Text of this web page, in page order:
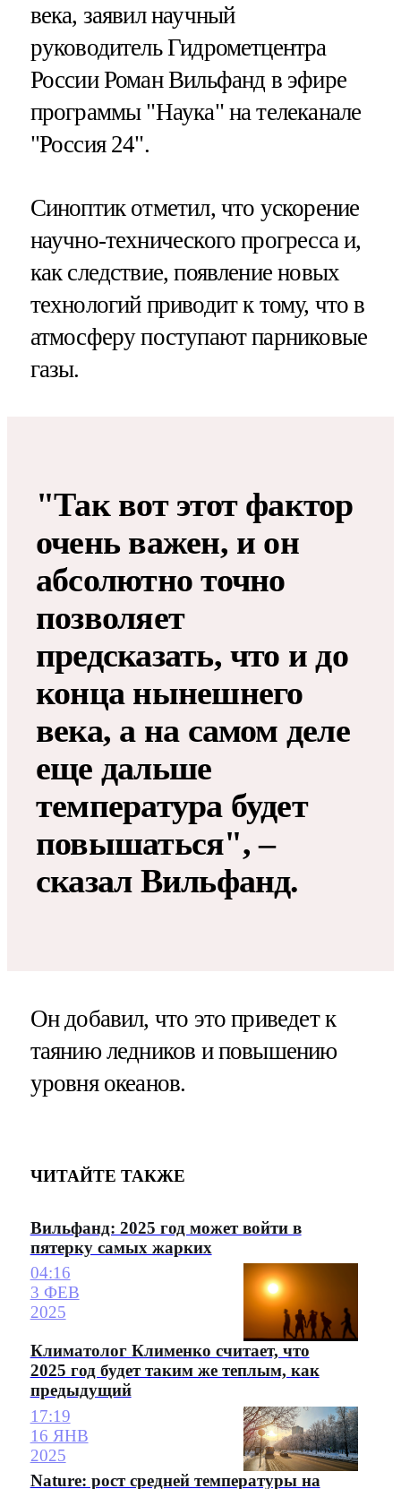
века, заявил научный
руководитель Гидрометцентра
России Роман Вильфанд в эфире
программы "Наука" на телеканале
"Россия 24".
Синоптик отметил, что ускорение
научно-технического прогресса и,
как следствие, появление новых
технологий приводит к тому, что в
атмосферу поступают парниковые
газы.
"Так вот этот фактор
очень важен, и он
абсолютно точно
позволяет
предсказать, что и до
конца нынешнего
века, а на самом деле
еще дальше
температура будет
повышаться", –
сказал Вильфанд.
Он добавил, что это приведет к
таянию ледников и повышению
уровня океанов.
ЧИТАЙТЕ ТАКЖЕ
Вильфанд: 2025 год может войти в
пятерку самых жарких
04:16
3 ФЕВ
2025
Климатолог Клименко считает, что
2025 год будет таким же теплым, как
предыдущий
17:19
16 ЯНВ
2025
Nature: рост средней температуры на